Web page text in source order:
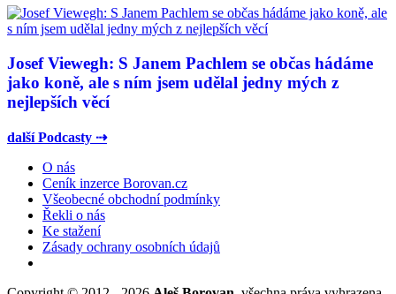
Josef Viewegh: S Janem Pachlem se občas hádáme
jako koně, ale s ním jsem udělal jedny mých z
nejlepších věcí
další Podcasty ⇢
O nás
Ceník inzerce Borovan.cz
Všeobecné obchodní podmínky
Řekli o nás
Ke stažení
Zásady ochrany osobních údajů